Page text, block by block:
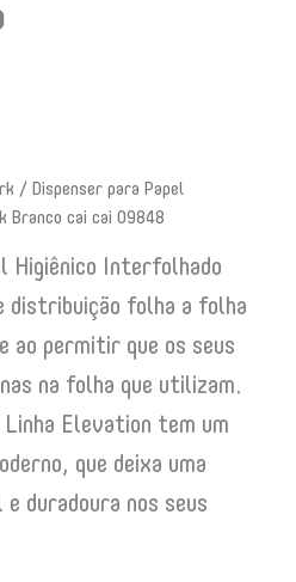
/ Dispenser para Papel
Branco cai cai 09848
Higiênico Interfolhado
distribuição folha a folha
ao permitir que os seus
na folha que utilizam.
Linha Elevation tem um
que deixa uma
duradoura nos seus